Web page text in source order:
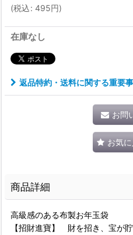
(税込: 495円)
在庫なし
返品特約・送料に関する重要
お問
お気
商品詳細
高級感のある布製お年玉袋
【招財進寶】 財を招き、宝が